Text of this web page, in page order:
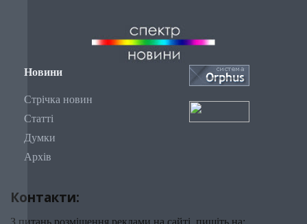
Новини
Стрічка новин
Статті
Думки
Архів
Контакти: